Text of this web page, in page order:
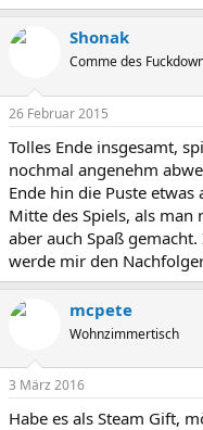
Shonak
Comme des
26 Februar 2015
Tolles Ende insgesamt,
nochmal angenehm
Ende hin die Puste
Mitte des Spiels, als
aber auch Spaß
werde mir den
mcpete
Wohnzimmertisch
3 März 2016
Habe es als Steam Gift,